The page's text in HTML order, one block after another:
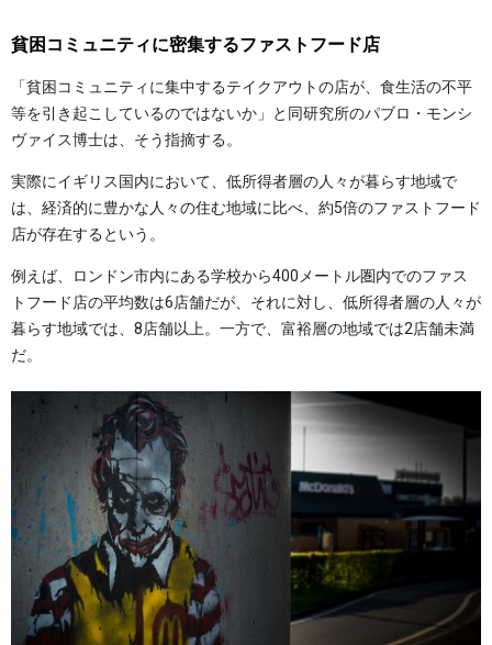
貧困コミュニティに密集するファストフード店
「貧困コミュニティに集中するテイクアウトの店が、食生活の不平
等を引き起こしているのではないか」と同研究所のパブロ・モンシ
ヴァイス博士は、そう指摘する。
実際にイギリス国内において、低所得者層の人々が暮らす地域で
は、経済的に豊かな人々の住む地域に比べ、約5倍のファストフード
店が存在するという。
例えば、ロンドン市内にある学校から400メートル圏内でのファス
トフード店の平均数は6店舗だが、それに対し、低所得者層の人々が
暮らす地域では、8店舗以上。一方で、富裕層の地域では2店舗未満
だ。